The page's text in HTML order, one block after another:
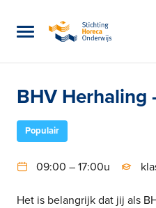
BHV Herhaling
Populair
09:00 – 17:00u
Het is belangrijk dat jij als